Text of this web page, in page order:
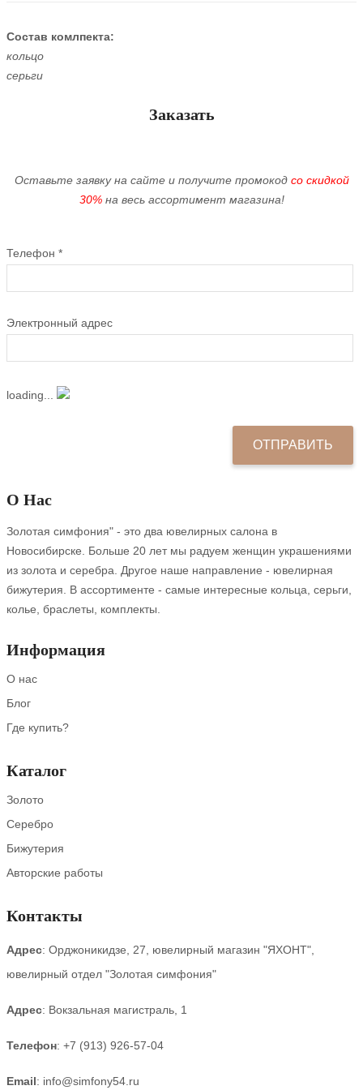
Состав комлпекта:
кольцо
серьги
Заказать
Оставьте заявку на сайте и получите промокод со скидкой
30%на весь ассортимент магазина!
Телефон *
Электронный адрес
loading...
О Нас
Золотая симфония" - это два ювелирных салона в
Новосибирске. Больше 20 лет мы радуем женщин украшениями
из золота и серебра. Другое наше направление - ювелирная
бижутерия. В ассортименте - самые интересные кольца, серьги,
колье, браслеты, комплекты.
Информация
О нас
Блог
Где купить?
Каталог
Золото
Серебро
Бижутерия
Авторские работы
Контакты
Адрес: Орджоникидзе, 27, ювелирный магазин "ЯХОНТ",
ювелирный отдел "Золотая симфония"
Адрес: Вокзальная магистраль, 1
Телефон: +7 (913) 926-57-04
Email: info@simfony54.ru